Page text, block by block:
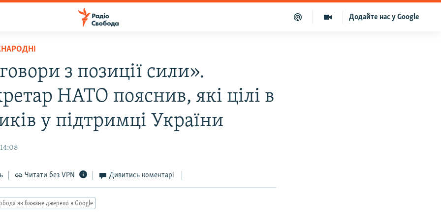
Додайте нас у Google
з позиції сили».
НАТО пояснив, які цілі в
у підтримці України
Читати без VPN Дивитись коментарі
як бажане джерело в Google